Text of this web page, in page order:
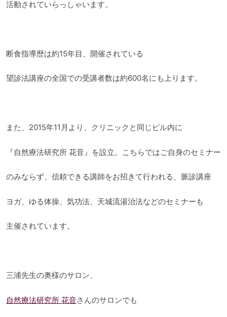
活動されていらっしゃいます。
断食指導歴は約15年目、開催されている
望診法講座の全国での受講者数は約600名にも上ります。
また、2015年11月より、クリニックと同じビル内に
『自然療法研究所 花音』を設立。こちらではご自身のセミナー
のみならず、信頼できる講師をお招きて行われる、脈診講座
ヨガ、ゆる体操、気功法、天城流湯治法などのセミナーも
主催されています。
三浦先生の奥様のサロン、
自然療法研究所 花音さんのサロンでも